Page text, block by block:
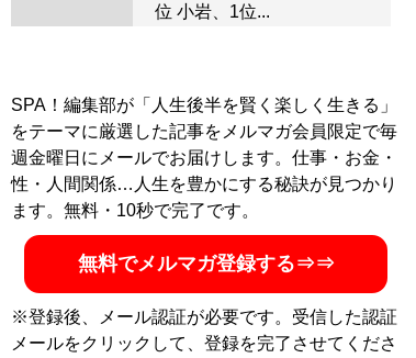
位 小岩、1位...
SPA！編集部が「人生後半を賢く楽しく生きる」
をテーマに厳選した記事をメルマガ会員限定で毎
週金曜日にメールでお届けします。仕事・お金・
性・人間関係…人生を豊かにする秘訣が見つかり
ます。無料・10秒で完了です。
無料でメルマガ登録する⇒⇒
※登録後、メール認証が必要です。受信した認証
メールをクリックして、登録を完了させてくださ